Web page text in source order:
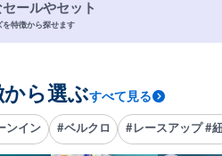
ールやセット
を特徴から探せます
ら選ぶすべて見る
ンイン #ベルクロ #レースアップ #